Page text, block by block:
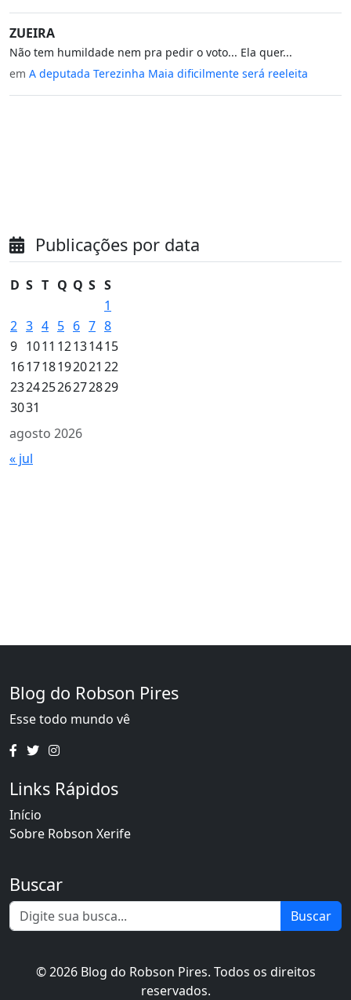
ZUEIRA
Não tem humildade nem pra pedir o voto... Ela quer...
em A deputada Terezinha Maia dificilmente será reeleita
Publicações por data
agosto 2026
D S T Q Q S S
1
2 3 4 5 6 7 8
9 1011 12131415
161718192021 22
23242526272829
3031
« jul
Blog do Robson Pires
Esse todo mundo vê
Links Rápidos
Início
Sobre Robson Xerife
Buscar
Buscar
© 2026 Blog do Robson Pires. Todos os direitos
reservados.